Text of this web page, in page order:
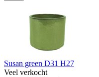
Susan green D31 H27
Veel verkocht